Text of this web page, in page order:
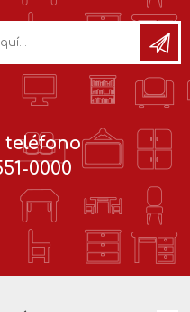
0000